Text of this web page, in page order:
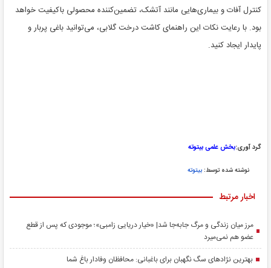
کنترل آفات و بیماری‌هایی مانند آتشک، تضمین‌کننده محصولی باکیفیت خواهد
بود. با رعایت نکات این راهنمای کاشت درخت گلابی، می‌توانید باغی پربار و
پایدار ایجاد کنید.
گرد آوری:بخش علمی بیتوته
نوشته شده توسط:بیتوته
اخبار مرتبط
مرز میان زندگی و مرگ جابه‌جا شد| «خیار دریایی زامبی»؛ موجودی که پس از قطع
عضو هم نمی‌میرد
بهترین نژادهای سگ نگهبان برای باغبانی: محافظان وفادار باغ شما